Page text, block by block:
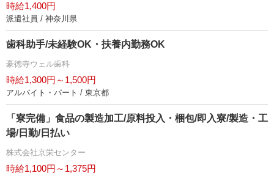
時給1,400円
派遣社員 / 神奈川県
歯科助手/未経験OK・扶養内勤務OK
豪徳寺ウェル歯科
時給1,300円～1,500円
アルバイト・パート / 東京都
「寮完備」食品の製造加工/原料投入・梱包/即入寮/製造・工
場/日勤/日払い
株式会社京栄センター
時給1,100円～1,375円